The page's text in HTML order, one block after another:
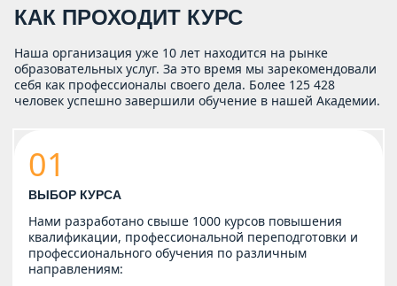
КАК ПРОХОДИТ КУРС
Наша организация уже 10 лет находится на рынке
образовательных услуг. За это время мы зарекомендовали
себя как профессионалы своего дела. Более 125 428
человек успешно завершили обучение в нашей Академии.
01
ВЫБОР КУРСА
Нами разработано свыше 1000 курсов повышения
квалификации, профессиональной переподготовки и
профессионального обучения по различным
направлениям: